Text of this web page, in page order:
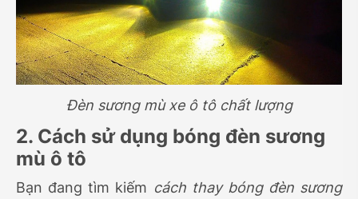
Đèn sương mù xe ô tô chất lượng
2. Cách sử dụng bóng đèn sương
mù ô tô
Bạn đang tìm kiếm cách thay bóng đèn sương